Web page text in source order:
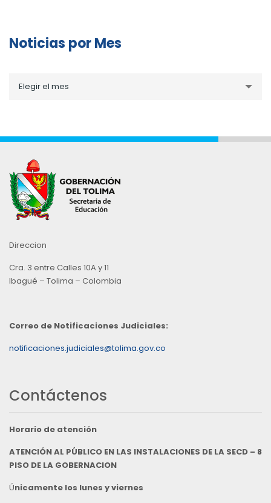
Noticias por Mes
porElegir el mes
Direccion
Cra. 3 entre Calles 10A y 11
Ibagué – Tolima – Colombia
Correo de Notificaciones Judiciales:
notificaciones.judiciales@tolima.gov.co
Contáctenos
Horario de atención
ATENCIÓN AL PÚBLICO EN LAS INSTALACIONES DE LA SECD – 8
PISO DE LA GOBERNACION
Únicamente los lunes y viernes